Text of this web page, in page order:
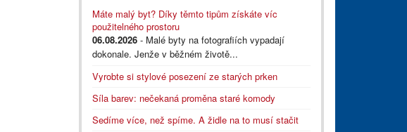
Máte malý byt? Díky těmto tipům získáte víc
použitelného prostoru
06.08.2026 - Malé byty na fotografiích vypadají
dokonale. Jenže v běžném životě...
Vyrobte si stylové posezení ze starých prken
Síla barev: nečekaná proměna staré komody
Sedíme více, než spíme. A židle na to musí stačit